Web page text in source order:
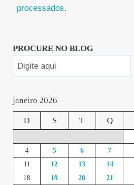
processados.
PROCURE NO BLOG
janeiro 2026
D S T Q
4
5 6 7
11
12 13 14
18
19 20 21